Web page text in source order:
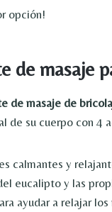
opción!
de masaje
de masaje de
de su cuerpo con 4
calmantes y
eucalipto y las
ayudar a relajar